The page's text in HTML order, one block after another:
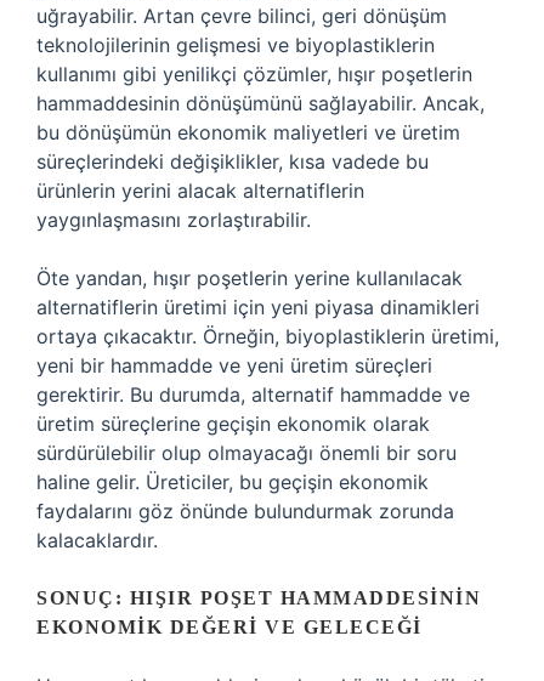
uğrayabilir. Artan çevre bilinci, geri dönüşüm
teknolojilerinin gelişmesi ve biyoplastiklerin
kullanımı gibi yenilikçi çözümler, hışır poşetlerin
hammaddesinin dönüşümünü sağlayabilir. Ancak,
bu dönüşümün ekonomik maliyetleri ve üretim
süreçlerindeki değişiklikler, kısa vadede bu
ürünlerin yerini alacak alternatiflerin
yaygınlaşmasını zorlaştırabilir.
Öte yandan, hışır poşetlerin yerine kullanılacak
alternatiflerin üretimi için yeni piyasa dinamikleri
ortaya çıkacaktır. Örneğin, biyoplastiklerin üretimi,
yeni bir hammadde ve yeni üretim süreçleri
gerektirir. Bu durumda, alternatif hammadde ve
üretim süreçlerine geçişin ekonomik olarak
sürdürülebilir olup olmayacağı önemli bir soru
haline gelir. Üreticiler, bu geçişin ekonomik
faydalarını göz önünde bulundurmak zorunda
kalacaklardır.
SONUÇ: HIŞIR POŞET HAMMADDESININ
EKONOMIK DEĞERI VE GELECEĞI